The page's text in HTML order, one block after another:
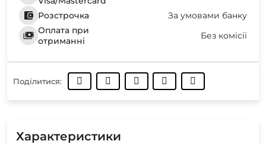
Розстрочка
За умовами банку
Оплата при
отриманні
Без комісії
Поділитися:
Характеристики